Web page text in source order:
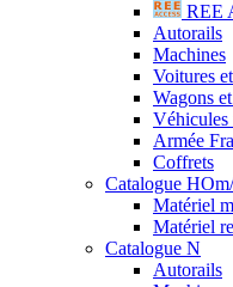
REE
Autorails
Machines
Voitures
Wagons
Véhicules
Armée
Coffrets
Catalogue
Matériel
Matériel
Catalogue N
Autorails